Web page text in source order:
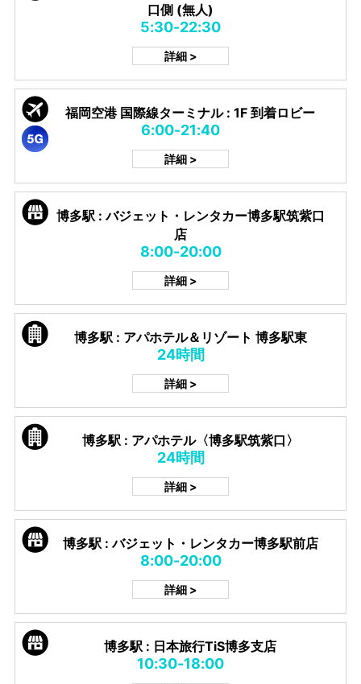
口側 (無人)
5:30-22:30
詳細 >
福岡空港 国際線ターミナル : 1F 到着ロビー
6:00-21:40
詳細 >
博多駅 : バジェット・レンタカー博多駅筑紫口
店
8:00-20:00
詳細 >
博多駅 : アパホテル＆リゾート 博多駅東
24時間
詳細 >
博多駅 : アパホテル〈博多駅筑紫口〉
24時間
詳細 >
博多駅 : バジェット・レンタカー博多駅前店
8:00-20:00
詳細 >
博多駅 : 日本旅行TiS博多支店
10:30-18:00